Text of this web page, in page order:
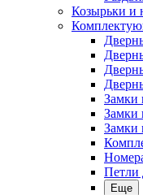
Козырьки и
Замки
Замки
Замки
Петли
Еще